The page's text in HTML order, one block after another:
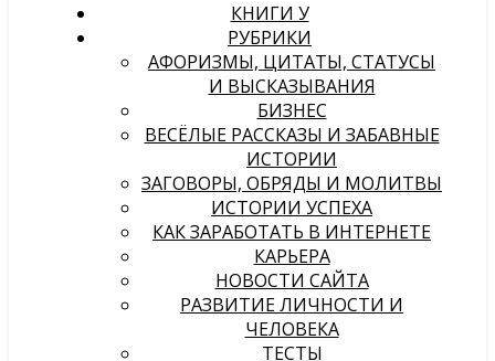
КНИГИ У
РУБРИКИ
АФОРИЗМЫ, ЦИТАТЫ, СТАТУСЫ
И ВЫСКАЗЫВАНИЯ
БИЗНЕС
ВЕСЁЛЫЕ РАССКАЗЫ И ЗАБАВНЫЕ
ИСТОРИИ
ЗАГОВОРЫ, ОБРЯДЫ И МОЛИТВЫ
ИСТОРИИ УСПЕХА
КАК ЗАРАБОТАТЬ В ИНТЕРНЕТЕ
КАРЬЕРА
НОВОСТИ САЙТА
РАЗВИТИЕ ЛИЧНОСТИ И
ЧЕЛОВЕКА
ТЕСТЫ